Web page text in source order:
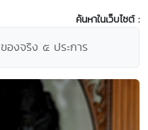
ค้นหาในเว็บไซต์ :
ของจริง ๕ ประการ